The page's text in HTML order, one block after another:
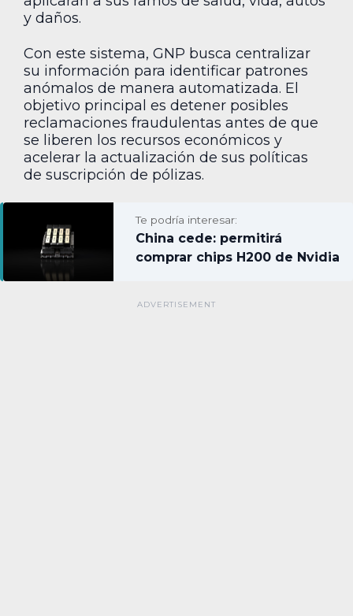
y daños.
Con este sistema, GNP busca centralizar
su información para identificar patrones
anómalos de manera automatizada. El
objetivo principal es detener posibles
reclamaciones fraudulentas antes de que
se liberen los recursos económicos y
acelerar la actualización de sus políticas
de suscripción de pólizas.
Te podría interesar:
China cede: permitirá
comprar chips H200 de Nvidia